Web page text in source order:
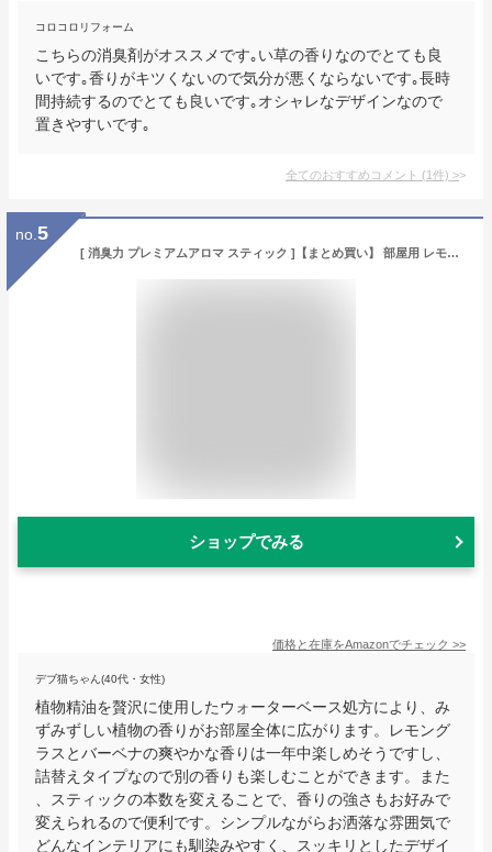
コロコロリフォーム
こちらの消臭剤がオススメです｡い草の香りなのでとても良
いです｡香りがキツくないので気分が悪くならないです｡長時
間持続するのでとても良いです｡オシャレなデザインなので
置きやすいです｡
全てのおすすめコメント (1件) >
no. 5
[ 消臭力 プレミアムアロマ スティック ]【まとめ買い】 部屋用 レモングラス&バーベナ 本体 65ml+つめかえ 65ml お部屋の消臭力 リード ディフューザー 玄関 リビング 寝室 ルームフレグランス 消臭 芳香剤
ショップでみる
価格と在庫をAmazonでチェック >>
デブ猫ちゃん(40代・女性)
植物精油を贅沢に使用したウォーターベース処方により、み
ずみずしい植物の香りがお部屋全体に広がります。レモング
ラスとバーベナの爽やかな香りは一年中楽しめそうですし、
詰替えタイプなので別の香りも楽しむことができます。また
、スティックの本数を変えることで、香りの強さもお好みで
変えられるので便利です。シンプルながらお洒落な雰囲気で
どんなインテリアにも馴染みやすく、スッキリとしたデザイ